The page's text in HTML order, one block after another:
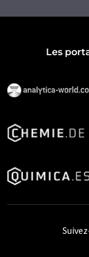
Les